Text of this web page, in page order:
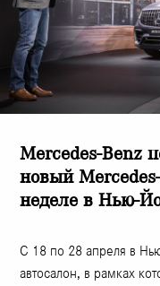
Mercedes-Benz
новый
неделе в Нью-
С 18 по 28 апреля в
автосалон, в рамках